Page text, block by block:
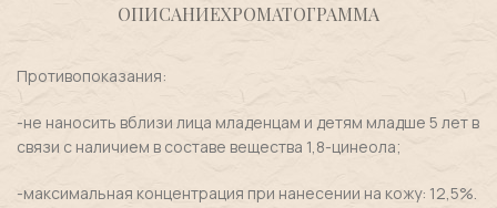
ОПИСАНИЕХРОМАТОГРАММА
Противопоказания:
-не наносить вблизи лица младенцам и детям младше 5 лет в
связи с наличием в составе вещества 1,8-цинеола;
-максимальная концентрация при нанесении на кожу: 12,5%.